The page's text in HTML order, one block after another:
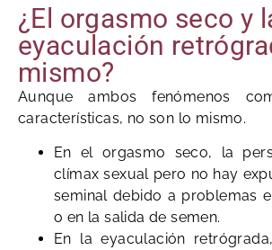
¿El orgasmo seco y
eyaculación
mismo?
Aunque ambos fenómenos
características, no son lo mismo.
En el orgasmo seco, la
clímax sexual pero no hay
seminal debido a problemas
o en la salida de semen.
En la eyaculación